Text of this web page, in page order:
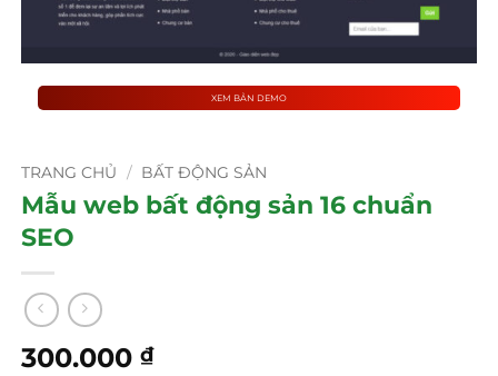
XEM BẢN DEMO
TRANG CHỦ / BẤT ĐỘNG SẢN
Mẫu web bất động sản 16 chuẩn
SEO
300.000₫